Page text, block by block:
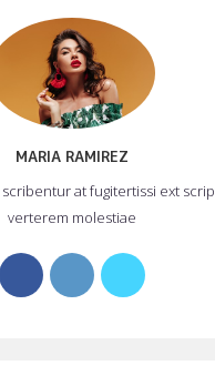
MARIA RAMIREZ
at fugitertissi ext
verterem molestiae
Opens
in
Opens
in
Opens